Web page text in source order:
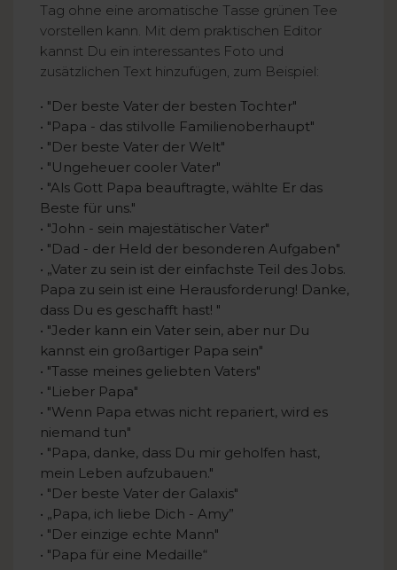
Tag ohne eine aromatische Tasse grünen Tee
vorstellen kann. Mit dem praktischen Editor
kannst Du ein interessantes Foto und
zusätzlichen Text hinzufügen, zum Beispiel:
• "Der beste Vater der besten Tochter"
• "Papa - das stilvolle Familienoberhaupt"
• "Der beste Vater der Welt"
• "Ungeheuer cooler Vater"
• "Als Gott Papa beauftragte, wählte Er das
Beste für uns."
• "John - sein majestätischer Vater"
• "Dad - der Held der besonderen Aufgaben"
• „Vater zu sein ist der einfachste Teil des Jobs.
Papa zu sein ist eine Herausforderung! Danke,
dass Du es geschafft hast! "
• "Jeder kann ein Vater sein, aber nur Du
kannst ein großartiger Papa sein"
• "Tasse meines geliebten Vaters"
• "Lieber Papa"
• "Wenn Papa etwas nicht repariert, wird es
niemand tun"
• "Papa, danke, dass Du mir geholfen hast,
mein Leben aufzubauen."
• "Der beste Vater der Galaxis"
• „Papa, ich liebe Dich - Amy”
• "Der einzige echte Mann"
• "Papa für eine Medaille“